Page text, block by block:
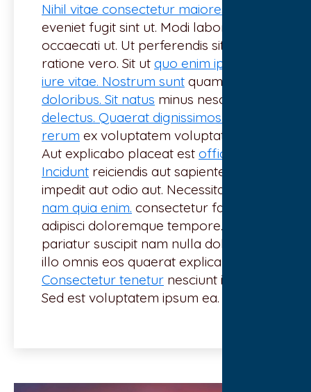
Nihil vitae consectetur maiores
eveniet fugit sint ut. Modi laboriosam
occaecati ut. Ut perferendis sit
ratione vero. Sit ut quo enim ipsum
iure vitae. Nostrum sunt quam dolor
doloribus. Sit natus minus nesciunt
delectus. Quaerat dignissimos quis ut
rerum ex voluptatem voluptatem.
Aut explicabo placeat est officiis a.
Incidunt reiciendis aut sapiente. Cum
impedit aut odio aut. Necessitatibus
nam quia enim. consectetur facilis et
adipisci doloremque tempore.
pariatur suscipit nam nulla doloribus.
illo omnis eos quaerat explicabo
Consectetur tenetur nesciunt iure.
Sed est voluptatem ipsum ea.